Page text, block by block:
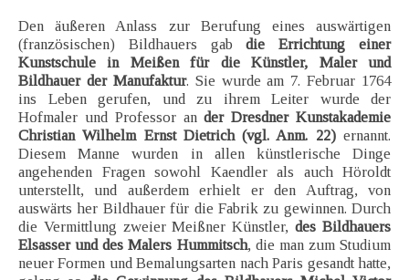
Den äußeren Anlass zur Berufung eines auswärtigen
(französischen) Bildhauers gabdie Errichtung einer
Kunstschule in Meißen für die Künstler, Maler und
Bildhauer der Manufaktur. Sie wurde am 7. Februar 1764
ins Leben gerufen, und zu ihrem Leiter wurde der
Hofmaler und Professor ander Dresdner Kunstakademie
Christian Wilhelm Ernst Dietrich (vgl. Anm. 22)ernannt.
Diesem Manne wurden in allen künstlerische Dinge
angehenden Fragen sowohl Kaendler als auch Höroldt
unterstellt, und außerdem erhielt er den Auftrag, von
auswärts her Bildhauer für die Fabrik zu gewinnen. Durch
die Vermittlung zweier Meißner Künstler,des Bildhauers
Elsasser und des Malers Hummitsch, die man zum Studium
neuer Formen und Bemalungsarten nach Paris gesandt hatte,